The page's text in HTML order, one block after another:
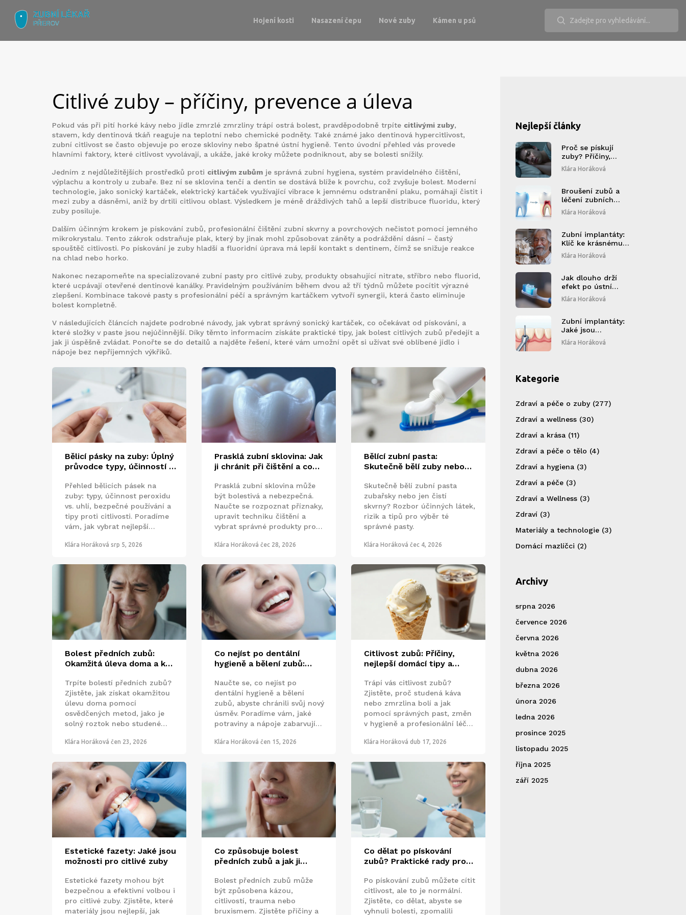
Hojení kosti Nasazení čepu Nové zuby Kámen u psů
Citlivé zuby – příčiny, prevence a úleva
Pokud vás při pití horké kávy nebo jídle zmrzlé zmrzliny trápí ostrá bolest, pravděpodobně trpíte citlivými zuby,
stavem, kdy dentinová tkáň reaguje na teplotní nebo chemické podněty. Také známé jako dentinová hypercitlivost,
zubní citlivost se často objevuje po eroze skloviny nebo špatné ústní hygieně. Tento úvodní přehled vás provede
hlavními faktory, které citlivost vyvolávají, a ukáže, jaké kroky můžete podniknout, aby se bolesti snížily.
Jedním z nejdůležitějších prostředků proti citlivým zubům je správná zubní hygiena, systém pravidelného čištění,
výplachu a kontroly u zubaře. Bez ní se sklovina tenčí a dentin se dostává blíže k povrchu, což zvyšuje bolest. Moderní
technologie, jako sonický kartáček, elektrický kartáček využívající vibrace k jemnému odstranění plaku, pomáhají čistit i
mezi zuby a dásněmi, aniž by drtili citlivou oblast. Výsledkem je méně dráždivých tahů a lepší distribuce fluoridu, který
zuby posiluje.
Dalším účinným krokem je pískování zubů, profesionální čištění zubní skvrny a povrchových nečistot pomocí jemného
mikrokrystalu. Tento zákrok odstraňuje plak, který by jinak mohl způsobovat záněty a podráždění dásní – častý
spouštěč citlivosti. Po pískování je zuby hladší a fluoridní úprava má lepší kontakt s dentinem, čímž se snižuje reakce
na chlad nebo horko.
Nakonec nezapomeňte na specializované zubní pasty pro citlivé zuby, produkty obsahující nitrate, stříbro nebo fluorid,
které ucpávají otevřené dentinové kanálky. Pravidelným používáním během dvou až tří týdnů můžete pocítit výrazné
zlepšení. Kombinace takové pasty s profesionální péčí a správným kartáčkem vytvoří synergii, která často eliminuje
bolest kompletně.
V následujících článcích najdete podrobné návody, jak vybrat správný sonický kartáček, co očekávat od pískování, a
které složky v paste jsou nejúčinnější. Díky těmto informacím získáte praktické tipy, jak bolest citlivých zubů předejít a
jak ji úspěšně zvládat. Ponořte se do detailů a najděte řešení, které vám umožní opět si užívat své oblíbené jídlo i
nápoje bez nepříjemných výkřiků.
Bělicí pásky na zuby: Úplný
průvodce typy, účinností a
Přehled bělicích pásek na
zuby: typy, účinnost peroxidu
vs. uhlí, bezpečné používání a
tipy proti citlivosti. Poradíme
vám, jak vybrat nejlepší
Klára Horáková srp 5, 2026
Prasklá zubní sklovina: Jak
ji chránit při čištění a co
poškozená
Prasklá zubní sklovina může
být bolestivá a nebezpečná.
Naučte se rozpoznat příznaky,
upravit techniku čištění a
vybrat správné produkty pro
dalšími poškozeními.
Klára Horáková čec 28, 2026
Bělící zubní pasta:
Skutečně bělí zuby nebo
Skutečně bělí zubní pasta
zubařsky nebo jen čistí
skvrny? Rozbor účinných látek,
rizik a tipů pro výběr té
správné pasty.
Klára Horáková čec 4, 2026
Bolest předních zubů:
Okamžitá úleva doma a kdy
Trpíte bolestí předních zubů?
Zjistěte, jak získat okamžitou
úlevu doma pomocí
osvědčených metod, jako je
solný roztok nebo studené
nutné vyhledat lékaře.
Klára Horáková čen 23, 2026
Co nejíst po dentální
hygieně a bělení zubů:
Naučte se, co nejíst po
dentální hygieně a bělení
zubů, abyste chránili svůj nový
úsměv. Poradíme vám, jaké
potraviny a nápoje zabarvují
Klára Horáková čen 15, 2026
Citlivost zubů: Příčiny,
nejlepší domácí tipy a
Trápí vás citlivost zubů?
Zjistěte, proč studená káva
nebo zmrzlina bolí a jak
pomocí správných past, změn
v hygieně a profesionální léčby
Klára Horáková dub 17, 2026
Estetické fazety: Jaké jsou
možnosti pro citlivé zuby
Estetické fazety mohou být
bezpečnou a efektivní volbou i
pro citlivé zuby. Zjistěte, které
materiály jsou nejlepší, jak
Co způsobuje bolest
předních zubů a jak ji
Bolest předních zubů může
být způsobena kázou,
citlivostí, trauma nebo
bruxismem. Zjistěte příčiny a
Co dělat po pískování
zubů? Praktické rady pro
dlouhodobou péči
Po pískování zubů můžete cítit
citlivost, ale to je normální.
Zjistěte, co dělat, abyste se
vyhnuli bolesti, zpomalili
Nejlepší články
Proč se pískují
zuby? Příčiny,
řešení a kdy
navštívit
Klára Horáková
Broušení zubů a
léčení zubních
chorob: Mýtus,
realita a rizika
Klára Horáková
Zubní implantáty:
Klíč ke krásnému
úsměvu a zdraví
vašich zubů
Klára Horáková
Jak dlouho drží
efekt po ústní
hygieně? Vše, co
potřebujete vědět o
Klára Horáková
Zubní implantáty:
Jaké jsou
alternativy a která
řešení fungují
Klára Horáková
Kategorie
Zdraví a péče o zuby (277)
Zdraví a wellness (30)
Zdraví a krása (11)
Zdraví a péče o tělo (4)
Zdraví a hygiena (3)
Zdraví a péče (3)
Zdraví a Wellness (3)
Zdraví (3)
Materiály a technologie (3)
Domácí mazlíčci (2)
Archivy
srpna 2026
července 2026
června 2026
května 2026
dubna 2026
března 2026
února 2026
ledna 2026
prosince 2025
listopadu 2025
října 2025
září 2025